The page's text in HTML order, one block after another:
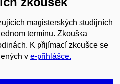
magisterských studijních
termínu. Zkouška
K přijímací zkoušce se
v e-přihlášce.